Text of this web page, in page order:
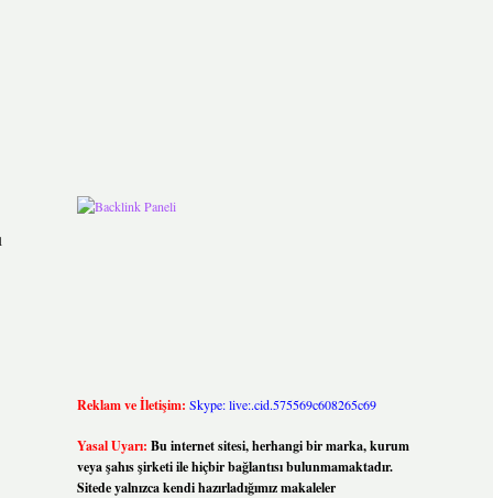
Reklam ve İletişim: Skype: live:.cid.575569c608265c69
Yasal Uyarı: Bu internet sitesi, herhangi bir marka, kurum
veya şahıs şirketi ile hiçbir bağlantısı bulunmamaktadır.
Sitede yalnızca kendi hazırladığımız makaleler